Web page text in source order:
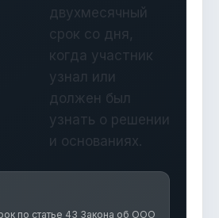
двухмесячный
срок со дня,
когда участник
узнал или
должен был
узнать о решении
и основаниях.
по статье 43 Закона об ООО